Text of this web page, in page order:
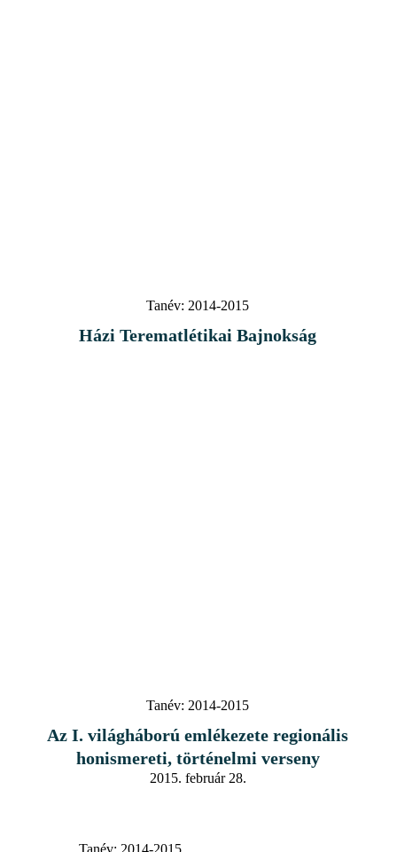
Tanév: 2014-2015
Házi Terematlétikai Bajnokság
Tanév: 2014-2015
Az I. világháború emlékezete regionális
honismereti, történelmi verseny
2015. február 28.
Tanév: 2014-2015